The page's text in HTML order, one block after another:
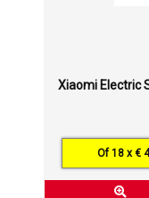
Xiaomi Electric
Of 18 x €